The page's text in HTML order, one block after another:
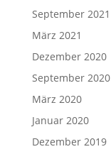
September 2021
März 2021
Dezember 2020
September 2020
März 2020
Januar 2020
Dezember 2019